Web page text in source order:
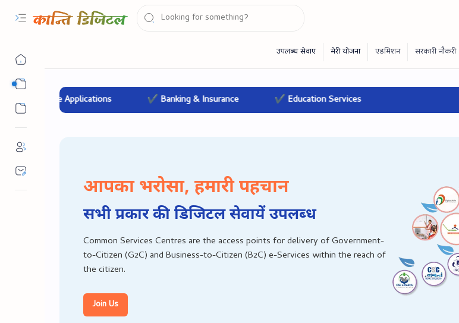
सरकारी नौकरी
Online Applications ✔ Banking & Insurance ✔ Education Services
आपका भरोसा, हमारी पहचान
सभी प्रकार की डिजिटल सेवायें उपलब्‍ध
Common Services Centres are the access points for delivery of Government-
to-Citizen (G2C) and Business-to-Citizen (B2C) e-Services within the reach of
the citizen.
Join Us